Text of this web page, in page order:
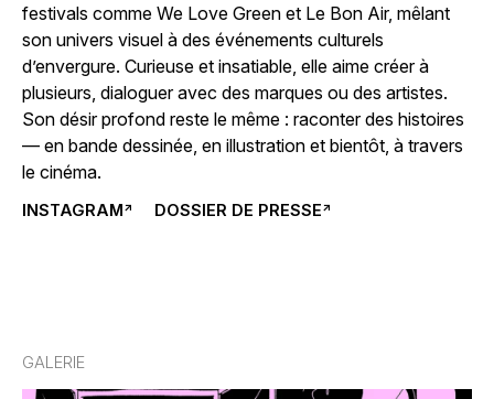
festivals comme We Love Green et Le Bon Air, mêlant
son univers visuel à des événements culturels
d’envergure. Curieuse et insatiable, elle aime créer à
plusieurs, dialoguer avec des marques ou des artistes.
Son désir profond reste le même : raconter des histoires
— en bande dessinée, en illustration et bientôt, à travers
le cinéma.
INSTAGRAM DOSSIER DE PRESSE
GALERIE